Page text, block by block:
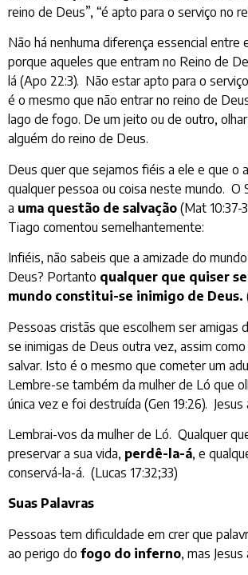
reino de Deus”, “é apto para o serviço no
Não há nenhuma diferença essencial entre
porque aqueles que entram no Reino de
lá (Apo 22:3). Não estar apto para o
é o mesmo que não entrar no reino de
lago de fogo. De um jeito ou de outro,
alguém do reino de Deus.
Deus quer que sejamos fiéis a ele e que o
qualquer pessoa ou coisa neste mundo. O
a uma questão de salvação (Mat 10:37-
Tiago comentou semelhantemente:
Infiéis, não sabeis que a amizade do
Deus? Portanto qualquer que quiser
mundo constitui-se inimigo de Deus.
Pessoas cristãs que escolhem ser amigas
se inimigas de Deus outra vez, assim
salvar. Isto é o mesmo que cometer um
Lembre-se também da mulher de Ló que
única vez e foi destruída (Gen 19:26). Jesus
Lembrai-vos da mulher de Ló. Qualquer
preservar a sua vida, perdê-la-á, e
conservá-la-á. (Lucas 17:32;33)
Suas Palavras
Pessoas tem dificuldade em crer que
ao perigo do fogo do inferno, mas